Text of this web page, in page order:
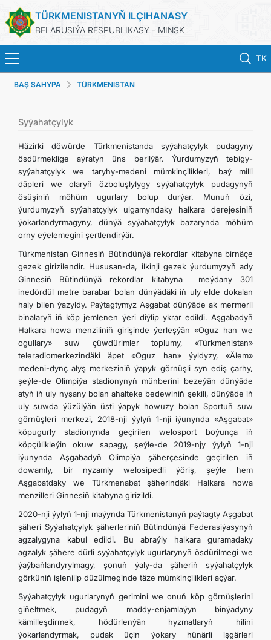
TÜRKMENISTANYŇ ILÇIHANASY
BELARUSIÝA RESPUBLIKASY - MINSK
TK
BAŞ SAHYPA
TÜRKMENISTAN
KONSULLYK HYZMATLARY
DIM
ARAGATNAŞYK
BAŞ SAHYPA TÜRKMENISTAN
Syýahatçylyk
Häzirki döwürde Türkmenistanda syýahatçylyk pudagyny
ösdürmeklige aýratyn üns berilýär. Ýurdumyzyň tebigy-
syýahatçylyk we taryhy-medeni mümkinçilikleri, baý milli
däpleri we olaryň özboluşlylygy syýahatçylyk pudagynyň
ösüşiniň möhüm ugurlary bolup durýar. Munuň özi,
ýurdumyzyň syýahatçylyk ulgamyndaky halkara derejesiniň
ýokarlandyrmagyny, dünýä syýahatçylyk bazarynda möhüm
orny eýelemegini şertlendirýär.
Türkmenistan Ginnesiň Bütindünýä rekordlar kitabyna birnäçe
gezek girizilendir. Hususan-da, ilkinji gezek ýurdumyzyň ady
Ginnesiň Bütindünýä rekordlar kitabyna meýdany 301
inedördül metre barabar bolan dünýädäki iň uly elde dokalan
haly bilen ýazyldy. Paýtagtymyz Aşgabat dünýäde ak mermerli
binalaryň iň köp jemlenen ýeri diýlip ykrar edildi. Aşgabadyň
Halkara howa menziliniň girişinde ýerleşýän «Oguz han we
ogullary» suw çüwdürimler toplumy, «Türkmenistan»
teleradiomerkezindäki äpet «Oguz han» ýyldyzy, «Älem»
medeni-dynç alyş merkeziniň ýapyk görnüşli syn ediş çarhy,
şeýle-de Olimpiýa stadionynyň münberini bezeýän dünýäde
atyň iň uly nyşany bolan ahalteke bedewiniň şekili, dünýäde iň
uly suwda ýüzülýän üsti ýapyk howuzy bolan Sportuň suw
görnüşleri merkezi, 2018-nji ýylyň 1-nji iýunynda «Aşgabat»
köpugurly stadionynda geçirilen welosport boýunça iň
köpçülikleýin okuw sapagy, şeýle-de 2019-njy ýylyň 1-nji
iýunynda Aşgabadyň Olimpiýa şäherçesinde geçirilen iň
dowamly, bir nyzamly welosipedli ýöriş, şeýle hem
Aşgabatdaky we Türkmenabat şäherindäki Halkara howa
menzilleri Ginnesiň kitabyna girizildi.
2020-nji ýylyň 1-nji maýynda Türkmenistanyň paýtagty Aşgabat
şäheri Syýahatçylyk şäherleriniň Bütindünýä Federasiýasynyň
agzalygyna kabul edildi. Bu abraýly halkara guramadaky
agzalyk şähere dürli syýahatçylyk ugurlarynyň ösdürilmegi we
ýaýbaňlandyrylmagy, şonuň ýaly-da şäheriň syýahatçylyk
görküniň işlenilip düzülmeginde täze mümkinçilikleri açýar.
Syýahatçylyk ugurlarynyň gerimini we onuň köp görnüşlerini
giňeltmek, pudagyň maddy-enjamlaýyn binýadyny
kämilleşdirmek, hödürlenýän hyzmatlaryň hilini
ýokarlandyrmak, pudak üçin ýokary hünärli işgärleri